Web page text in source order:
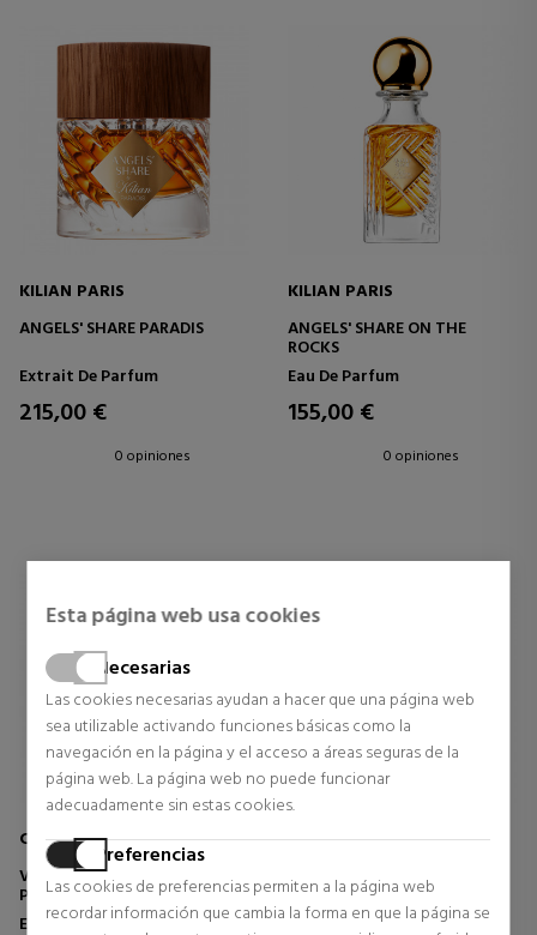
Esta página web usa cookies
Necesarias
Las cookies necesarias ayudan a hacer que una página web
sea utilizable activando funciones básicas como la
navegación en la página y el acceso a áreas seguras de la
página web. La página web no puede funcionar
adecuadamente sin estas cookies.
Preferencias
Las cookies de preferencias permiten a la página web
recordar información que cambia la forma en que la página se
KILIAN PARIS
ANGELS' SHARE PARADIS
Extrait De Parfum
215,00 €
0 opiniones
KILIAN PARIS
ANGELS' SHARE ON THE
ROCKS
Eau De Parfum
155,00 €
0 opiniones
CREED
VIRGIN ISLAND WATER EAU DE
PARFUM
Eau de Parfum
TOM FORD
SOLEIL BLANC
Eau De Toilette